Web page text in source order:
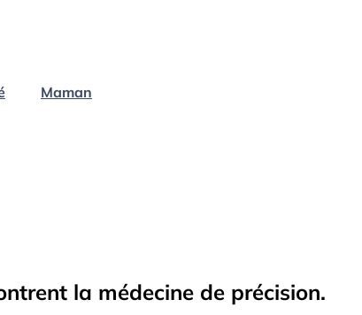
Maman
la médecine de précision.